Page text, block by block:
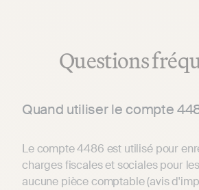
Questions
Quand utiliser le compte
Le compte 4486 est utilisé pour
charges fiscales et sociales pour
aucune pièce comptable (avis